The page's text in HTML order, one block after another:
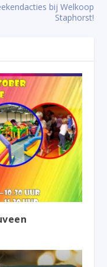
bij Welkoop
Staphorst!